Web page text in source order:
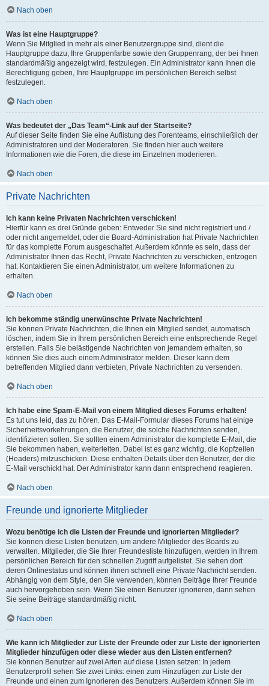
Nach oben
Was ist eine Hauptgruppe?
Wenn Sie Mitglied in mehr als einer Benutzergruppe sind, dient die
Hauptgruppe dazu, Ihre Gruppenfarbe sowie den Gruppenrang, der bei Ihnen
standardmäßig angezeigt wird, festzulegen. Ein Administrator kann Ihnen die
Berechtigung geben, Ihre Hauptgruppe im persönlichen Bereich selbst
festzulegen.
Nach oben
Was bedeutet der „Das Team“-Link auf der Startseite?
Auf dieser Seite finden Sie eine Auflistung des Forenteams, einschließlich der
Administratoren und der Moderatoren. Sie finden hier auch weitere
Informationen wie die Foren, die diese im Einzelnen moderieren.
Nach oben
Private Nachrichten
Ich kann keine Privaten Nachrichten verschicken!
Hierfür kann es drei Gründe geben: Entweder Sie sind nicht registriert und /
oder nicht angemeldet, oder die Board-Administration hat Private Nachrichten
für das komplette Forum ausgeschaltet. Außerdem könnte es sein, dass der
Administrator Ihnen das Recht, Private Nachrichten zu verschicken, entzogen
hat. Kontaktieren Sie einen Administrator, um weitere Informationen zu
erhalten.
Nach oben
Ich bekomme ständig unerwünschte Private Nachrichten!
Sie können Private Nachrichten, die Ihnen ein Mitglied sendet, automatisch
löschen, indem Sie in Ihrem persönlichen Bereich eine entsprechende Regel
erstellen. Falls Sie belästigende Nachrichten von jemandem erhalten, so
können Sie dies auch einem Administrator melden. Dieser kann dem
betreffenden Mitglied dann verbieten, Private Nachrichten zu versenden.
Nach oben
Ich habe eine Spam-E-Mail von einem Mitglied dieses Forums erhalten!
Es tut uns leid, das zu hören. Das E-Mail-Formular dieses Forums hat einige
Sicherheitsvorkehrungen, die Benutzer, die solche Nachrichten senden,
identifizieren sollen. Sie sollten einem Administrator die komplette E-Mail, die
Sie bekommen haben, weiterleiten. Dabei ist es ganz wichtig, die Kopfzeilen
(Headers) mitzuschicken. Diese enthalten Details über den Benutzer, der die
E-Mail verschickt hat. Der Administrator kann dann entsprechend reagieren.
Nach oben
Freunde und ignorierte Mitglieder
Wozu benötige ich die Listen der Freunde und ignorierten Mitglieder?
Sie können diese Listen benutzen, um andere Mitglieder des Boards zu
verwalten. Mitglieder, die Sie Ihrer Freundesliste hinzufügen, werden in Ihrem
persönlichen Bereich für den schnellen Zugriff aufgelistet. Sie sehen dort
deren Onlinestatus und können ihnen schnell eine Private Nachricht senden.
Abhängig von dem Style, den Sie verwenden, können Beiträge Ihrer Freunde
auch hervorgehoben sein. Wenn Sie einen Benutzer ignorieren, dann sehen
Sie seine Beiträge standardmäßig nicht.
Nach oben
Wie kann ich Mitglieder zur Liste der Freunde oder zur Liste der ignorierten
Mitglieder hinzufügen oder diese wieder aus den Listen entfernen?
Sie können Benutzer auf zwei Arten auf diese Listen setzen: In jedem
Benutzerprofil sehen Sie zwei Links: einen zum Hinzufügen zur Liste der
Freunde und einen zum Ignorieren des Benutzers. Außerdem können Sie im